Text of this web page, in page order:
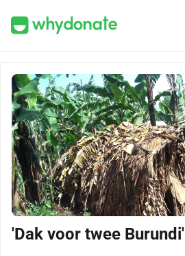
'Dak voor twee Burundi'